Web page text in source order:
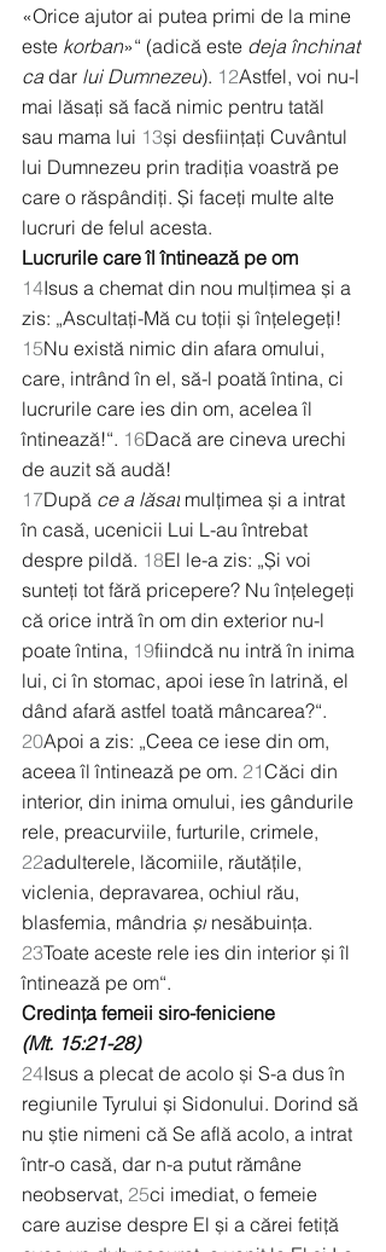
«Orice ajutor ai putea primi de la mine
este korban»“ (adică este deja închinat
ca dar lui Dumnezeu). 12Astfel, voi nu-l
mai lăsați să facă nimic pentru tatăl
sau mama lui 13și desființați Cuvântul
lui Dumnezeu prin tradiția voastră pe
care o răspândiți. Și faceți multe alte
lucruri de felul acesta.
Lucrurile care îl întinează pe om
14Isus a chemat din nou mulțimea și a
zis: „Ascultați-Mă cu toții și înțelegeți!
15Nu există nimic din afara omului,
care, intrând în el, să-l poată întina, ci
lucrurile care ies din om, acelea îl
întinează!“. 16Dacă are cineva urechi
de auzit să audă!
17După ce a lăsat mulțimea și a intrat
în casă, ucenicii Lui L-au întrebat
despre pildă. 18El le-a zis: „Și voi
sunteți tot fără pricepere? Nu înțelegeți
că orice intră în om din exterior nu-l
poate întina, 19fiindcă nu intră în inima
lui, ci în stomac, apoi iese în latrină, el
dând afară astfel toată mâncarea?“.
20Apoi a zis: „Ceea ce iese din om,
aceea îl întinează pe om. 21Căci din
interior, din inima omului, ies gândurile
rele, preacurviile, furturile, crimele,
22adulterele, lăcomiile, răutățile,
viclenia, depravarea, ochiul rău,
blasfemia, mândria și nesăbuința.
23Toate aceste rele ies din interior și îl
întinează pe om“.
Credința femeii siro-feniciene
(Mt. 15:21-28)
24Isus a plecat de acolo și S-a dus în
regiunile Tyrului și Sidonului. Dorind să
nu știe nimeni că Se află acolo, a intrat
într-o casă, dar n-a putut rămâne
neobservat, 25ci imediat, o femeie
care auzise despre El și a cărei fetiță